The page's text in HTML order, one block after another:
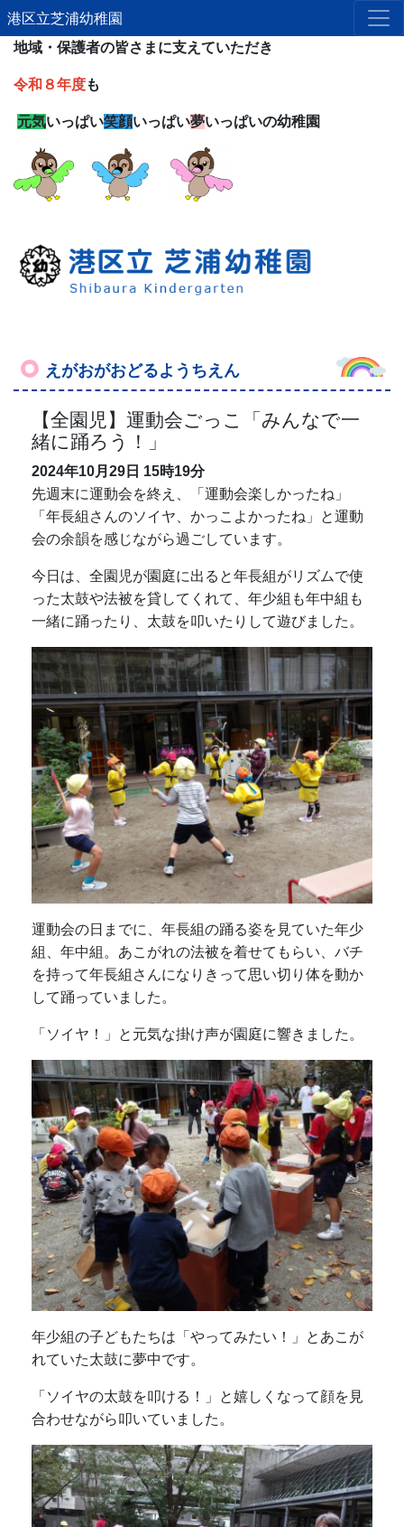
港区立芝浦幼稚園
地域・保護者の皆さまに支えていただき
令和８年度も
元気いっぱい笑顔いっぱい夢いっぱいの幼稚園
えがおがおどるようちえん
【全園児】運動会ごっこ「みんなで一
緒に踊ろう！」
2024年10月29日 15時19分
先週末に運動会を終え、「運動会楽しかったね」
「年長組さんのソイヤ、かっこよかったね」と運動
会の余韻を感じながら過ごしています。
今日は、全園児が園庭に出ると年長組がリズムで使
った太鼓や法被を貸してくれて、年少組も年中組も
一緒に踊ったり、太鼓を叩いたりして遊びました。
運動会の日までに、年長組の踊る姿を見ていた年少
組、年中組。あこがれの法被を着せてもらい、バチ
を持って年長組さんになりきって思い切り体を動か
して踊っていました。
「ソイヤ！」と元気な掛け声が園庭に響きました。
年少組の子どもたちは「やってみたい！」とあこが
れていた太鼓に夢中です。
「ソイヤの太鼓を叩ける！」と嬉しくなって顔を見
合わせながら叩いていました。